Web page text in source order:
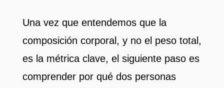
Una vez que entendemos que la
composición corporal, y no el peso total,
es la métrica clave, el siguiente paso es
comprender por qué dos personas